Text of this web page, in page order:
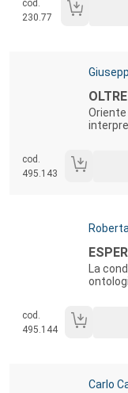
cod.
230.77
Autori:
Titolo:
Oriente
cod.
495.143
Autori:
Titolo:
La
cod.
495.144
Autori:
Carlo